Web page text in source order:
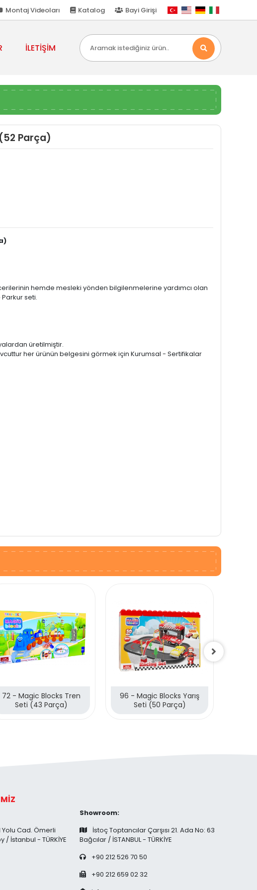
Montaj Videoları Katalog Bayi Girişi
İLETİŞİM
Parça)
hemde mesleki yönden bilgilenmelerine yardımcı olan
Parkur seti.
üretilmiştir.
her ürünün belgesini görmek için Kurumsal - Sertifikalar
72 - Magic Blocks Tren
Seti (43 Parça)
96 - Magic Blocks Yarış
Seti (50 Parça)
Cad. Ömerli
/ İstanbul - TÜRKİYE
Showroom:
İstoç Toptancılar Çarşısı 21. Ada No: 63
Bağcılar / İSTANBUL - TÜRKİYE
+90 212 526 70 50
+90 212 659 02 32